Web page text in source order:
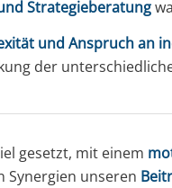
Strategieberatung
und Anspruch an
der
gesetzt, mit einem
Synergien unseren